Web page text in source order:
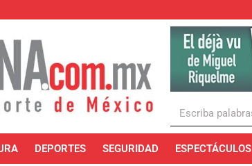
DEPORTES SEGURIDAD ESPECTÁCULOS